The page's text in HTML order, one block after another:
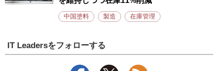
中国塗料 製造 在庫管理
IT Leadersをフォローする